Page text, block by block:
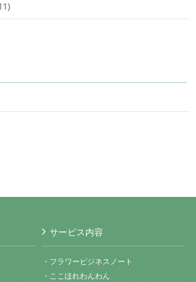
サービス内容
・フラワービジネスノート
・ここほれわんわん